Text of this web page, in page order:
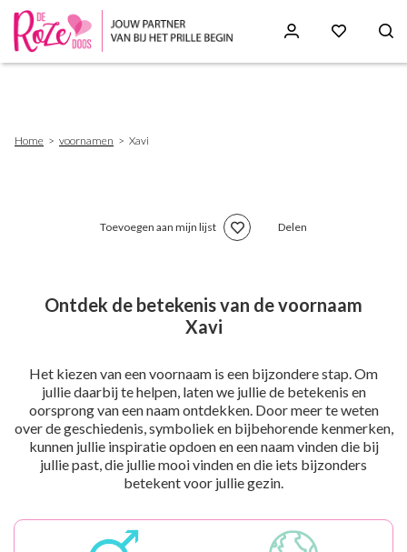
Home voornamen Xavi
Toevoegen aan mijn lijst Delen
Ontdek de betekenis van de voornaam
Xavi
Het kiezen van een voornaam is een bijzondere stap. Om
jullie daarbij te helpen, laten we jullie de betekenis en
oorsprong van een naam ontdekken. Door meer te weten
over de geschiedenis, symboliek en bijbehorende kenmerken,
kunnen jullie inspiratie opdoen en een naam vinden die bij
jullie past, die jullie mooi vinden en die iets bijzonders
betekent voor jullie gezin.